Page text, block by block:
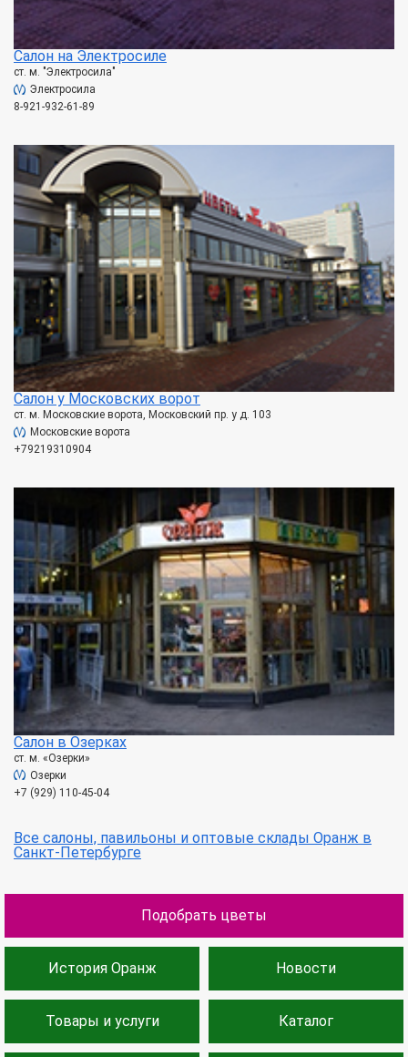
Салон на Электросиле
ст. м. "Электросила"
Электросила
8-921-932-61-89
Салон у Московских ворот
ст. м. Московские ворота, Московский пр. у д. 103
Московские ворота
+79219310904
Салон в Озерках
ст. м. «Озерки»
Озерки
+7 (929) 110-45-04
Все салоны, павильоны и оптовые склады Оранж в
Санкт-Петербурге
Подобрать цветы
История Оранж Новости
Товары и услуги Каталог